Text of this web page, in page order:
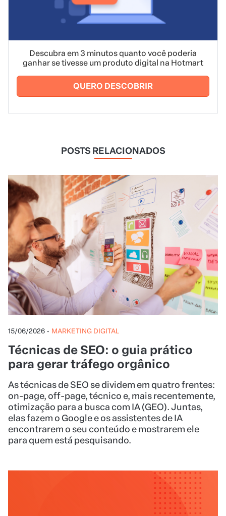
Descubra em 3 minutos quanto você poderia
ganhar se tivesse um produto digital na Hotmart
QUERO DESCOBRIR
POSTS RELACIONADOS
15/06/2026 • MARKETING DIGITAL
Técnicas de SEO: o guia prático
para gerar tráfego orgânico
As técnicas de SEO se dividem em quatro frentes:
on-page, off-page, técnico e, mais recentemente,
otimização para a busca com IA (GEO). Juntas,
elas fazem o Google e os assistentes de IA
encontrarem o seu conteúdo e mostrarem ele
para quem está pesquisando.